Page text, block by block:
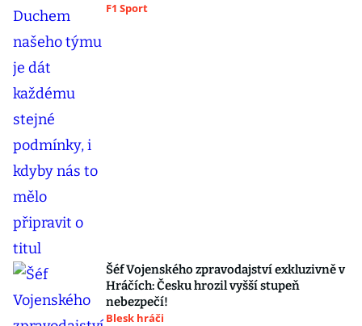
F1 Sport
Šéf Vojenského zpravodajství exkluzivně v
Hráčích: Česku hrozil vyšší stupeň
nebezpečí!
Blesk hráči